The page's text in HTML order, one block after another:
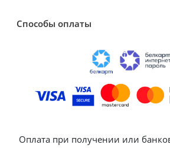
Способы оплаты
Оплата при получении или